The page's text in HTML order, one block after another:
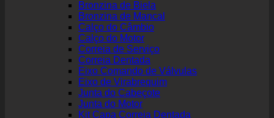
Bronzina de Biela
Bronzina de Mancal
Calço do Câmbio
Calço do Motor
Correia de Serviço
Correia Dentada
Eixo Comando de Válvulas
Eixo de Virabrequim
Junta do Cabeçote
Junta do Motor
Kit Capa Correia Dentada